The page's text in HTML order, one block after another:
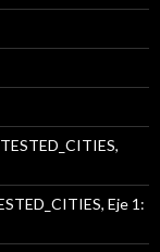
Eje 1: